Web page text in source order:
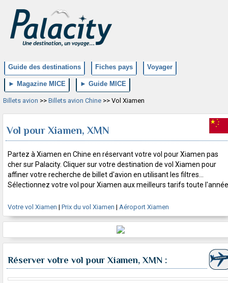
Guide des destinations Fiches pays Voyager
► Magazine MICE ► Guide MICE
Billets avion >> Billets avion Chine >> Vol Xiamen
Vol pour Xiamen, XMN
Partez à Xiamen en Chine en réservant votre vol pour Xiamen pas
cher sur Palacity. Cliquer sur votre destination de vol Xiamen pour
affiner votre recherche de billet d'avion en utilisant les filtres...
Sélectionnez votre vol pour Xiamen aux meilleurs tarifs toute
Votre vol Xiamen | Prix du vol Xiamen | Aéroport Xiamen
Réserver votre vol pour Xiamen, XMN :